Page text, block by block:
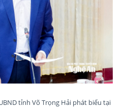
tỉnh Võ Trọng Hải phát biểu tại